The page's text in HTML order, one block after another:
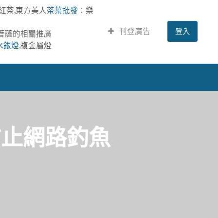
茶,東方美人 茶葉批發 ：樂
薩的相關推廣
銀燈 ,複金屬燈
刊登廣告 登入
網路釣魚